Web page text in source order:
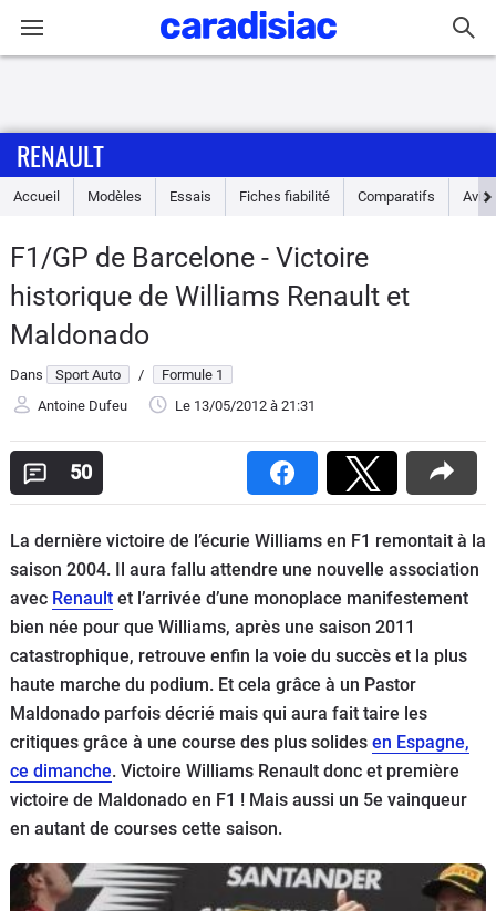
Accueil
Essais
Guide
d'achat
Electriques
Utilitaires
Auto
Services
Forum
Moto
Marques
RENAULT
Accueil Modèles Essais Fiches fiabilité Comparatifs Avis
F1/GP de Barcelone - Victoire
historique de Williams Renault et
Maldonado
Dans Sport Auto /
Formule 1
Antoine Dufeu
Le 13/05/2012 à 21:31
50
La dernière victoire de l’écurie Williams en F1 remontait à la
saison 2004. Il aura fallu attendre une nouvelle association
avec Renault et l’arrivée d’une monoplace manifestement
bien née pour que Williams, après une saison 2011
catastrophique, retrouve enfin la voie du succès et la plus
haute marche du podium. Et cela grâce à un Pastor
Maldonado parfois décrié mais qui aura fait taire les
critiques grâce à une course des plus solides en Espagne,
ce dimanche. Victoire Williams Renault donc et première
victoire de Maldonado en F1 ! Mais aussi un 5e vainqueur
en autant de courses cette saison.